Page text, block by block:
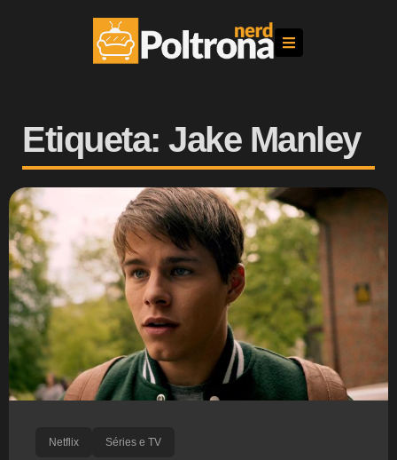
Etiqueta: Jake Manley
Netflix Séries e TV